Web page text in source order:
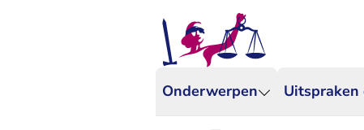
Onderwerpen Uitspraken